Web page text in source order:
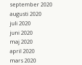
september 2020
augusti 2020
juli 2020
juni 2020
maj 2020
april 2020
mars 2020